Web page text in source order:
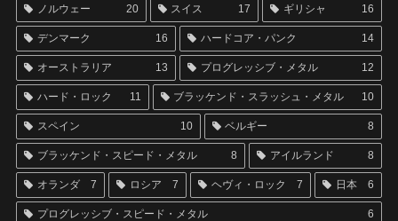
ノルウェー 20 スイス 17 ギリシャ 16
デンマーク 16 ハードコア・パンク 14
オーストラリア 13 プログレッシブ・メタル 12
ハード・ロック 11 ブラッケンド・スラッシュ・メタル 10
スペイン 10 ベルギー 8
ブラッケンド・スピード・メタル 8 アイルランド 8
オランダ 7 ロシア 7 ヘヴィ・ロック 7 日本 6
プログレッシブ・スピード・メタル 6